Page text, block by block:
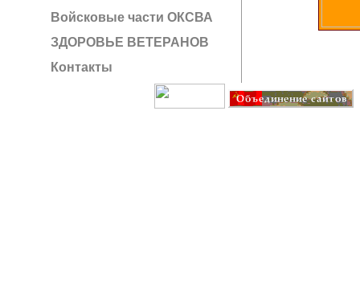
Войсковые части ОКСВА
ЗДОРОВЬЕ ВЕТЕРАНОВ
Контакты